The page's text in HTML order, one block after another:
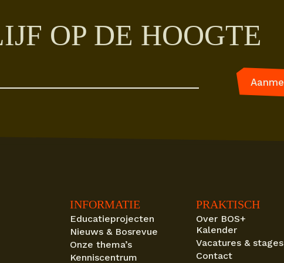
OP DE HOOGTE
INFORMATIE
Educatieprojecten
Nieuws & Bosrevue
Onze thema’s
Kenniscentrum
PRAKTISCH
Over BOS+
Kalender
Vacatures & stages
Contact